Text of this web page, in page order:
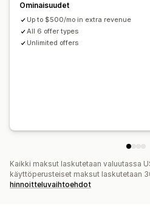
Ominaisuudet
Up to $500/mo in extra revenue
All 6 offer types
Unlimited offers
Kaikki maksut laskutetaan valuutassa
käyttöperusteiset maksut laskutetaan
hinnoitteluvaihtoehdot